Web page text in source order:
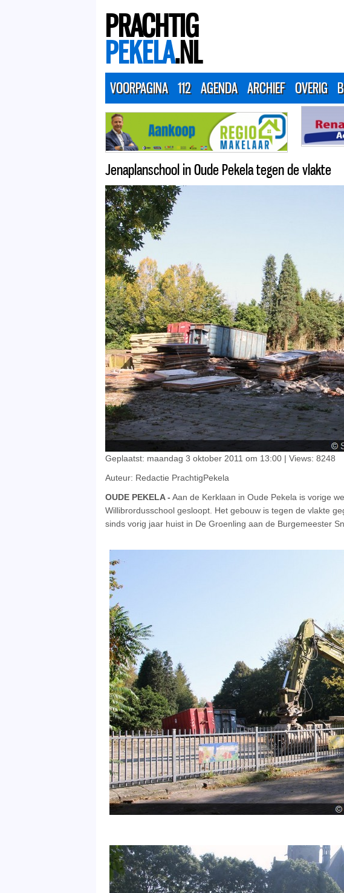
PRACHTIG
PEKELA.NL
VOORPAGINA 112 AGENDA ARCHIEF OVERIG
Jenaplanschool in Oude Pekela tegen de vlakte
Geplaatst: maandag 3 oktober 2011 om 13:00 | Views: 8248
Auteur: Redactie PrachtigPekela
OUDE PEKELA - Aan de Kerklaan in Oude Pekela is vorige
Willibrordusschool gesloopt. Het gebouw is tegen de vlakte
sinds vorig jaar huist in De Groenling aan de Burgemeester